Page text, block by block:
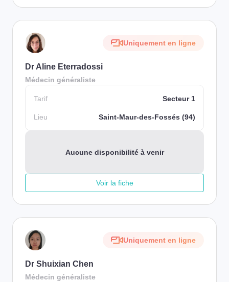
Uniquement en ligne
Dr Aline Eterradossi
Médecin généraliste
Tarif Secteur 1
Lieu Saint-Maur-des-Fossés (94)
Aucune disponibilité à venir
Voir la fiche
Uniquement en ligne
Dr Shuixian Chen
Médecin généraliste